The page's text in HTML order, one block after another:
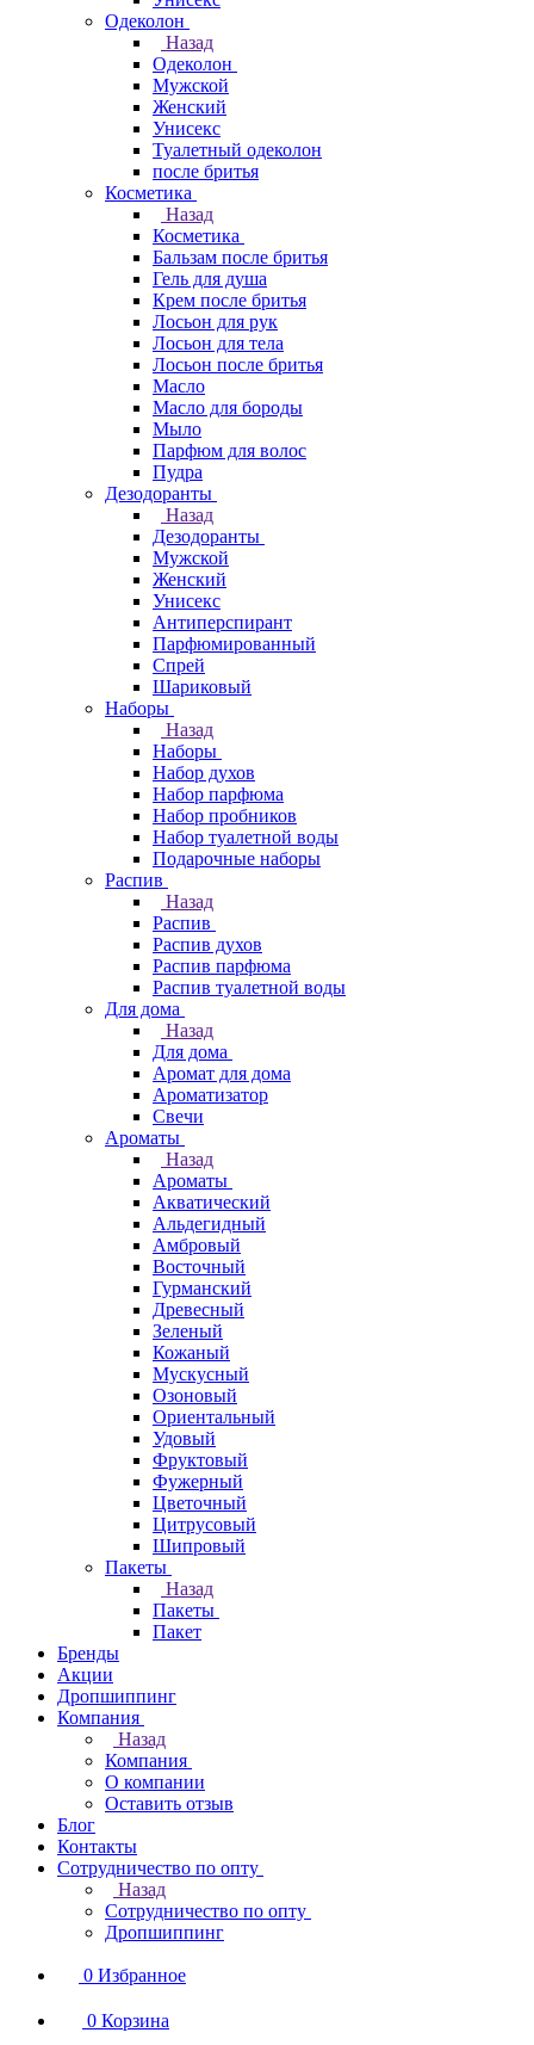
Одеколон
Назад
Одеколон
Мужской
Женский
Унисекс
Туалетный одеколон
после бритья
Косметика
Назад
Косметика
Бальзам после бритья
Гель для душа
Крем после бритья
Лосьон для рук
Лосьон для тела
Лосьон после бритья
Масло
Масло для бороды
Мыло
Парфюм для волос
Пудра
Дезодоранты
Назад
Дезодоранты
Мужской
Женский
Унисекс
Антиперспирант
Парфюмированный
Спрей
Шариковый
Наборы
Назад
Наборы
Набор духов
Набор парфюма
Набор пробников
Набор туалетной воды
Подарочные наборы
Распив
Назад
Распив
Распив духов
Распив парфюма
Распив туалетной воды
Для дома
Назад
Для дома
Аромат для дома
Ароматизатор
Свечи
Ароматы
Назад
Ароматы
Акватический
Альдегидный
Амбровый
Восточный
Гурманский
Древесный
Зеленый
Кожаный
Мускусный
Озоновый
Ориентальный
Удовый
Фруктовый
Фужерный
Цветочный
Цитрусовый
Шипровый
Пакеты
Назад
Пакеты
Пакет
Бренды
Акции
Дропшиппинг
Компания
Назад
Компания
О компании
Оставить отзыв
Блог
Контакты
Сотрудничество по опту
Назад
Сотрудничество по опту
Дропшиппинг
0 Избранное
0 Корзина